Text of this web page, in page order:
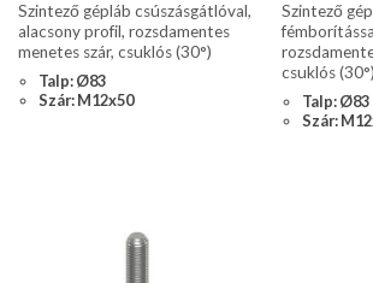
Szintező gépláb csúszásgátlóval,
alacsony profil, rozsdamentes
menetes szár, csuklós (30°)
Talp: Ø83
Szár: M12x50
Szintező
csuklós (30°)
Talp: Ø83
Szár: